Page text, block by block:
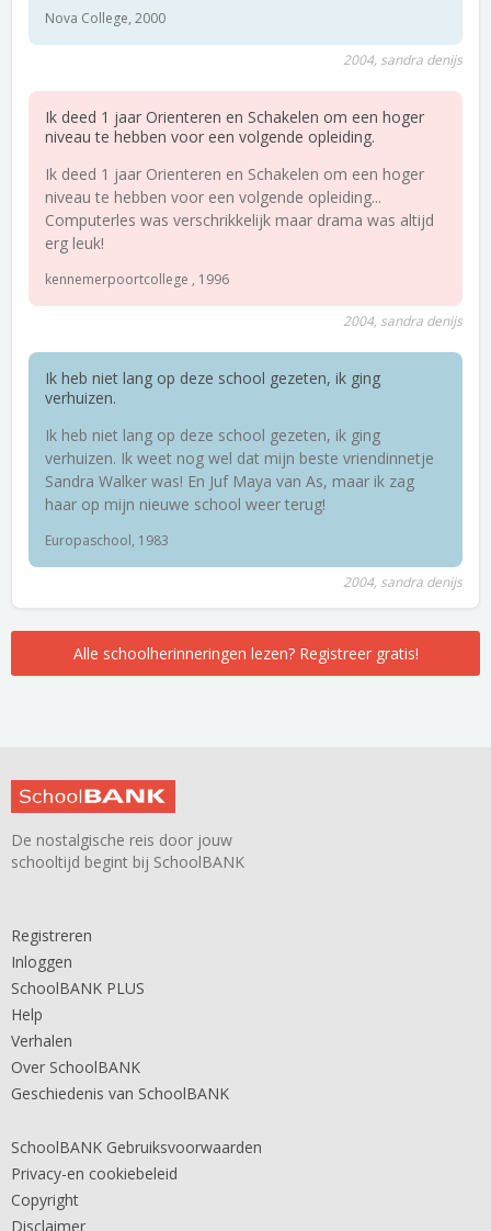
Nova College, 2000
2004, sandra denijs
Ik deed 1 jaar Orienteren en Schakelen om een hoger
niveau te hebben voor een volgende opleiding.
Ik deed 1 jaar Orienteren en Schakelen om een hoger
niveau te hebben voor een volgende opleiding...
Computerles was verschrikkelijk maar drama was altijd
erg leuk!
kennemerpoortcollege , 1996
2004, sandra denijs
Ik heb niet lang op deze school gezeten, ik ging
verhuizen.
Ik heb niet lang op deze school gezeten, ik ging
verhuizen. Ik weet nog wel dat mijn beste vriendinnetje
Sandra Walker was! En Juf Maya van As, maar ik zag
haar op mijn nieuwe school weer terug!
Europaschool, 1983
2004, sandra denijs
Alle schoolherinneringen lezen? Registreer gratis!
De nostalgische reis door jouw
schooltijd begint bij SchoolBANK
Registreren
Inloggen
SchoolBANK PLUS
Help
Verhalen
Over SchoolBANK
Geschiedenis van SchoolBANK
SchoolBANK Gebruiksvoorwaarden
Privacy-en cookiebeleid
Copyright
Disclaimer